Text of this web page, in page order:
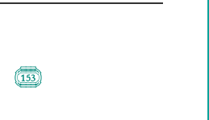
(153)